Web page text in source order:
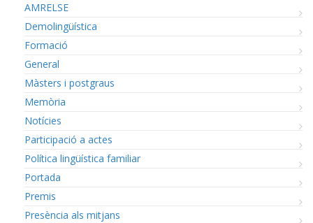
AMRELSE
Demolingüística
Formació
General
Màsters i postgraus
Memòria
Notícies
Participació a actes
Política lingüística familiar
Portada
Premis
Presència als mitjans